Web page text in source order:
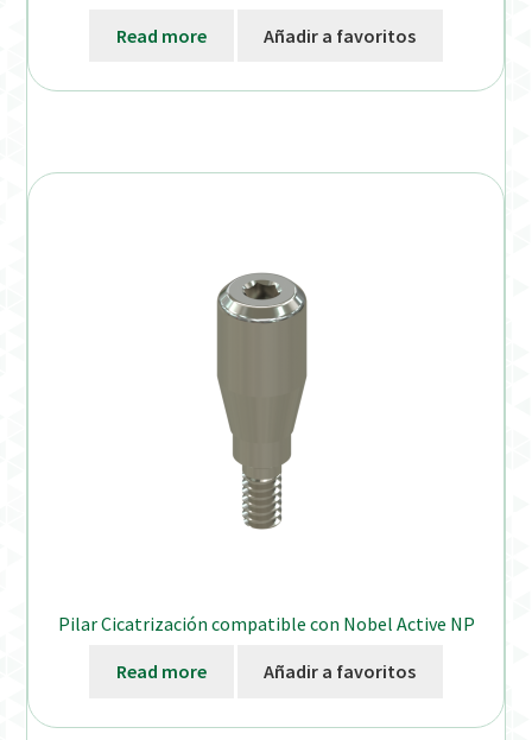
Read more Añadir a favoritos
Pilar Cicatrización compatible con Nobel Active NP
Read more Añadir a favoritos